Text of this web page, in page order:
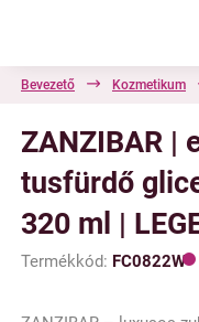
Bevezető Kozmetikum
ZANZIBAR |
tusfürdő
320 ml |
Termékkód: FC0822W